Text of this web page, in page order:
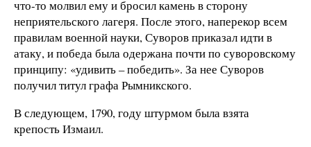
что-то молвил ему и бросил камень в сторону
неприятельского лагеря. После этого, наперекор всем
правилам военной науки, Суворов приказал идти в
атаку, и победа была одержана почти по суворовскому
принципу: «удивить – победить». За нее Суворов
получил титул графа Рымникского.
В следующем, 1790, году штурмом была взята
крепость Измаил.